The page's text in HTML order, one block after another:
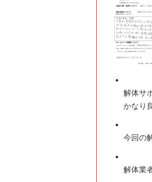
解体サ
かなり
今回の
解体業